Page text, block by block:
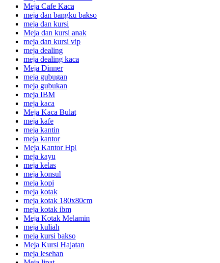
Meja Cafe Kaca
meja dan bangku bakso
meja dan kursi
Meja dan kursi anak
meja dan kursi vip
meja dealing
meja dealing kaca
Meja Dinner
meja gubugan
meja gubukan
meja IBM
meja kaca
Meja Kaca Bulat
meja kafe
meja kantin
meja kantor
Meja Kantor Hpl
meja kayu
meja kelas
meja konsul
meja kopi
meja kotak
meja kotak 180x80cm
meja kotak ibm
Meja Kotak Melamin
meja kuliah
meja kursi bakso
Meja Kursi Hajatan
meja lesehan